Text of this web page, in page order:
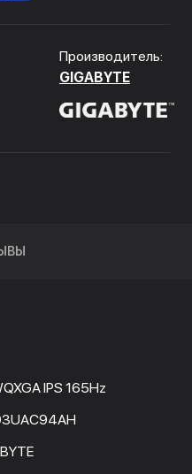
Производитель:
GIGABYTE
IPS 165Hz